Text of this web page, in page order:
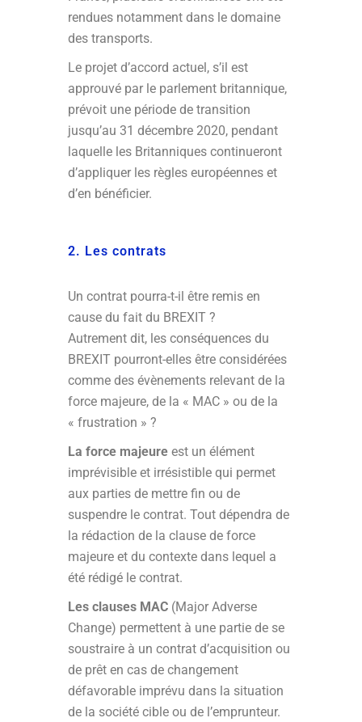
rendues notamment dans le domaine
des transports.
Le projet d’accord actuel, s’il est
approuvé par le parlement britannique,
prévoit une période de transition
jusqu’au 31 décembre 2020, pendant
laquelle les Britanniques continueront
d’appliquer les règles européennes et
d’en bénéficier.
2. Les contrats
Un contrat pourra-t-il être remis en
cause du fait du BREXIT ?
Autrement dit, les conséquences du
BREXIT pourront-elles être considérées
comme des évènements relevant de la
force majeure, de la « MAC » ou de la
« frustration » ?
La force majeure est un élément
imprévisible et irrésistible qui permet
aux parties de mettre fin ou de
suspendre le contrat. Tout dépendra de
la rédaction de la clause de force
majeure et du contexte dans lequel a
été rédigé le contrat.
Les clauses MAC (Major Adverse
Change) permettent à une partie de se
soustraire à un contrat d’acquisition ou
de prêt en cas de changement
défavorable imprévu dans la situation
de la société cible ou de l’emprunteur.